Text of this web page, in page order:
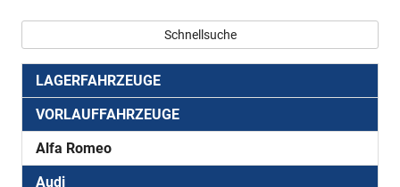
Schnellsuche
LAGERFAHRZEUGE
VORLAUFFAHRZEUGE
Alfa Romeo
Audi